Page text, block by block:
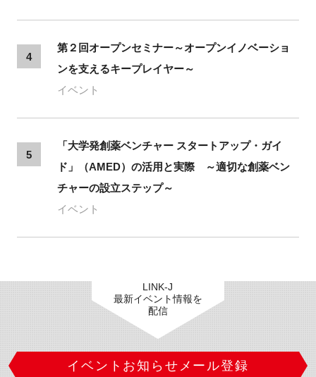
4
第２回オープンセミナー～オープンイノベーショ
ンを支えるキープレイヤー～
イベント
5
「大学発創薬ベンチャー スタートアップ・ガイ
ド」（AMED）の活用と実際 ～適切な創薬ベン
チャーの設立ステップ～
イベント
LINK-J
最新イベント情報を
配信
イベントお知らせメール登録